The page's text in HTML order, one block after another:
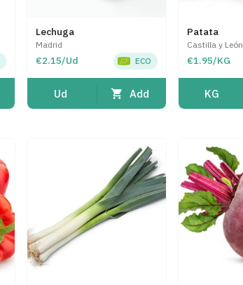
Lechuga
Madrid
€2.15/Ud ECO
Ud Add
Patata
Castilla y León
€1.95/KG
KG